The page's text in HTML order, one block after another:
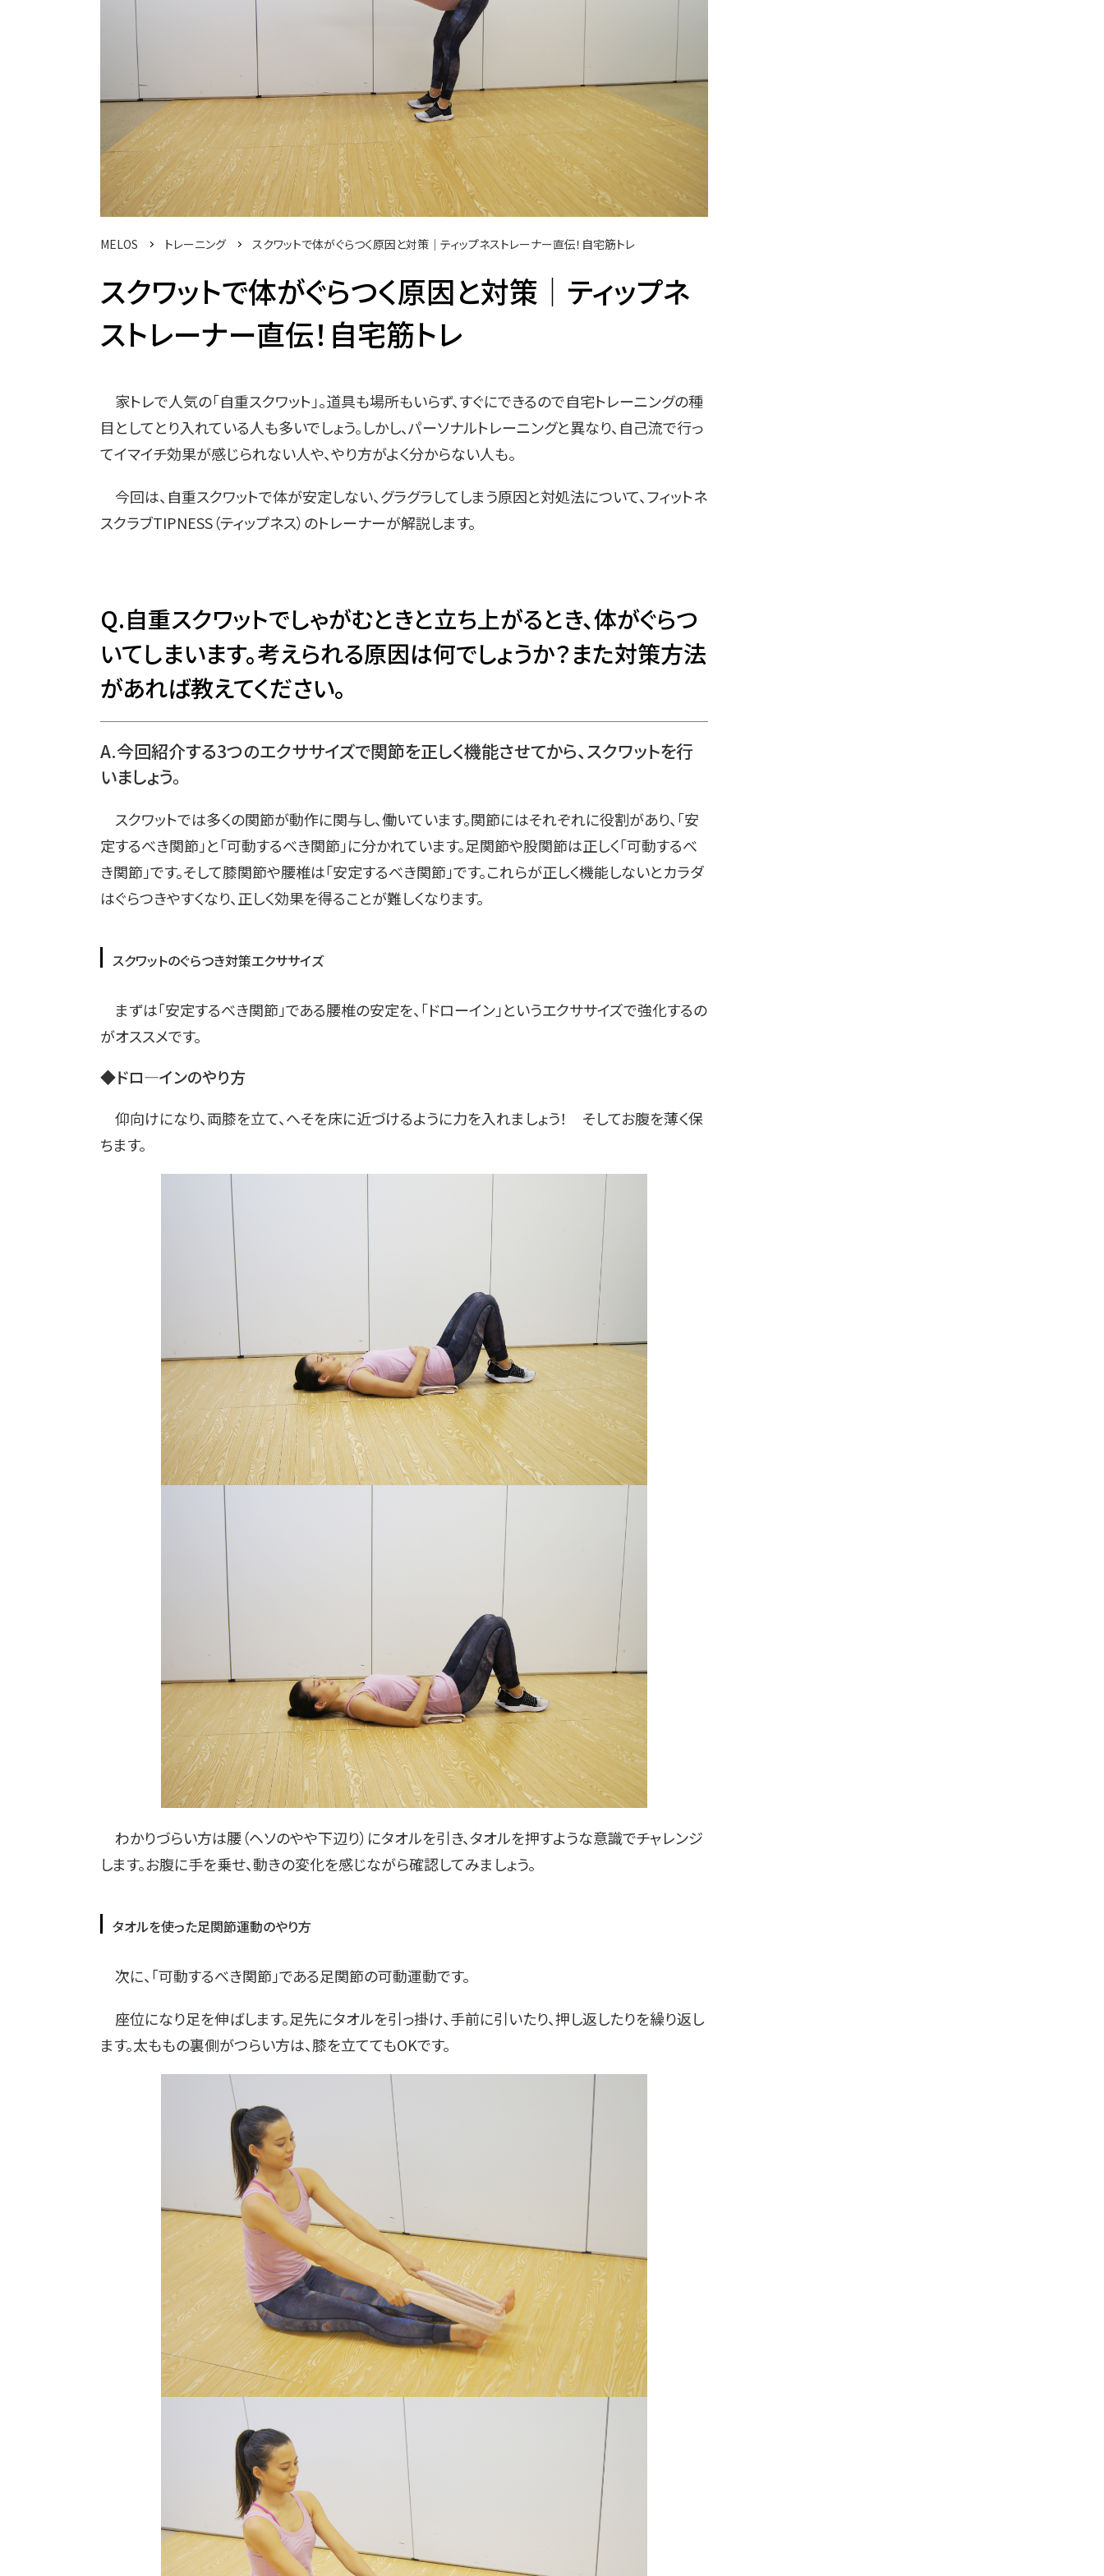
MELOS トレーニング スクワットで体がぐらつく原因と対策│ティップネストレーナー直伝！自宅筋トレ
スクワットで体がぐらつく原因と対策│ティップネ
ストレーナー直伝！自宅筋トレ
家トレで人気の「自重スクワット」。道具も場所もいらず、すぐにできるので自宅トレーニングの種
目としてとり入れている人も多いでしょう。しかし、パーソナルトレーニングと異なり、自己流で行っ
てイマイチ効果が感じられない人や、やり方がよく分からない人も。
今回は、自重スクワットで体が安定しない、グラグラしてしまう原因と対処法について、フィットネ
スクラブTIPNESS（ティップネス）のトレーナーが解説します。
Q.自重スクワットでしゃがむときと立ち上がるとき、体がぐらつ
いてしまいます。考えられる原因は何でしょうか？また対策方法
があれば教えてください。
A.今回紹介する3つのエクササイズで関節を正しく機能させてから、スクワットを行
いましょう。
スクワットでは多くの関節が動作に関与し、働いています。関節にはそれぞれに役割があり、「安
定するべき関節」と「可動するべき関節」に分かれています。足関節や股関節は正しく「可動するべ
き関節」です。そして膝関節や腰椎は「安定するべき関節」です。これらが正しく機能しないとカラダ
はぐらつきやすくなり、正しく効果を得ることが難しくなります。
スクワットのぐらつき対策エクササイズ
まずは「安定するべき関節」である腰椎の安定を、「ドローイン」というエクササイズで強化するの
がオススメです。
◆ドロ―インのやり方
仰向けになり、両膝を立て、へそを床に近づけるように力を入れましょう！ そしてお腹を薄く保
ちます。
わかりづらい方は腰（ヘソのやや下辺り）にタオルを引き、タオルを押すような意識でチャレンジ
します。お腹に手を乗せ、動きの変化を感じながら確認してみましょう。
タオルを使った足関節運動のやり方
次に、「可動するべき関節」である足関節の可動運動です。
座位になり足を伸ばします。足先にタオルを引っ掛け、手前に引いたり、押し返したりを繰り返し
ます。太ももの裏側がつらい方は、膝を立ててもOKです。